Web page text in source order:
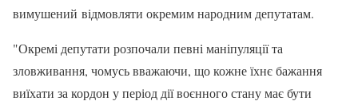
вимушений відмовляти окремим народним депутатам.
"Окремі депутати розпочали певні маніпуляції та
зловживання, чомусь вважаючи, що кожне їхнє бажання
виїхати за кордон у період дії воєнного стану має бути